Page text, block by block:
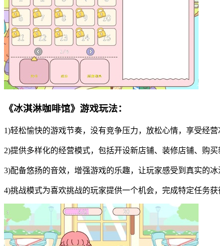
《冰淇淋咖啡馆》游戏玩法：
1)轻松愉快的游戏节奏，没有竞争压力，放松心情，享受经营
2)提供多样化的经营模式，包括开设新店铺、装修店铺、购
3)配备悠扬的音效，增强游戏的乐趣，让玩家感受到真实的冰
4)挑战模式为喜欢挑战的玩家提供一个机会，完成特定任务获